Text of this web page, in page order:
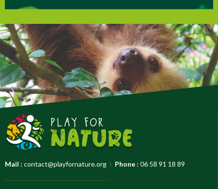
Mail : contact@playfornature.org Phone : 06 58 91 18 89